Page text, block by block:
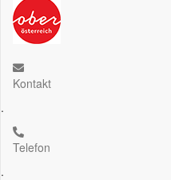
Kontakt
.
Telefon
.